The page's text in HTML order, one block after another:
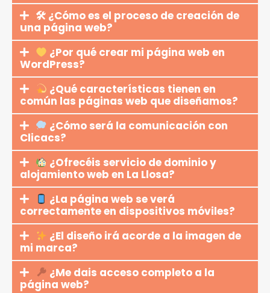
🛠 ¿Cómo es el proceso de creación de
una página web?
¿Por qué crear mi página web en
WordPress?
¿Qué características tienen en
común las páginas web que diseñamos?
¿Cómo será la comunicación con
Clicacs?
¿Ofrecéis servicio de dominio y
alojamiento web en La Llosa?
¿La página web se verá
correctamente en dispositivos móviles?
¿El diseño irá acorde a la imagen de
mi marca?
¿Me dais acceso completo a la
página web?